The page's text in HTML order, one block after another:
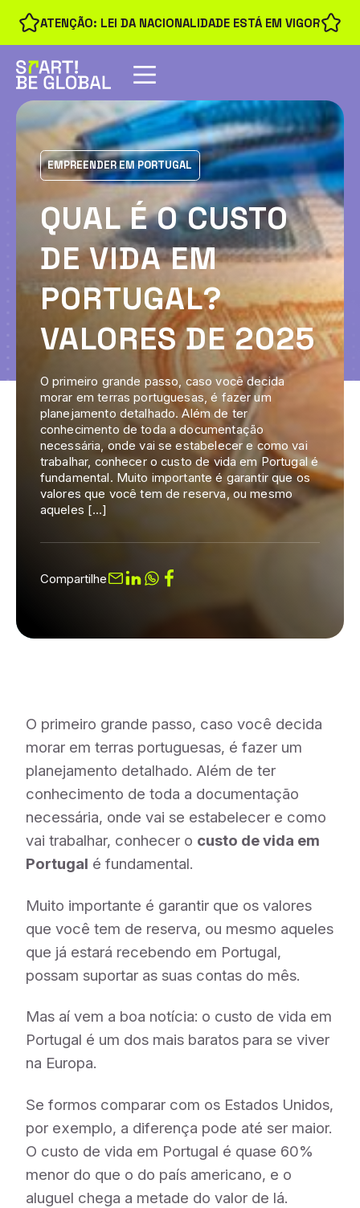
ATENÇÃO: LEI DA NACIONALIDADE ESTÁ EM VIGOR
EMPREENDER EM PORTUGAL
QUAL É O CUSTO
DE VIDA EM
PORTUGAL?
VALORES DE 2025
O primeiro grande passo, caso você decida
morar em terras portuguesas, é fazer um
planejamento detalhado. Além de ter
conhecimento de toda a documentação
necessária, onde vai se estabelecer e como vai
trabalhar, conhecer o custo de vida em Portugal é
fundamental. Muito importante é garantir que os
valores que você tem de reserva, ou mesmo
aqueles […]
Compartilhe
O primeiro grande passo, caso você decida
morar em terras portuguesas, é fazer um
planejamento detalhado. Além de ter
conhecimento de toda a documentação
necessária, onde vai se estabelecer e como
vai trabalhar, conhecer o custo de vida em
Portugal é fundamental.
Muito importante é garantir que os valores
que você tem de reserva, ou mesmo aqueles
que já estará recebendo em Portugal,
possam suportar as suas contas do mês.
Mas aí vem a boa notícia: o custo de vida em
Portugal é um dos mais baratos para se viver
na Europa.
Se formos comparar com os Estados Unidos,
por exemplo, a diferença pode até ser maior.
O custo de vida em Portugal é quase 60%
menor do que o do país americano, e o
aluguel chega a metade do valor de lá.